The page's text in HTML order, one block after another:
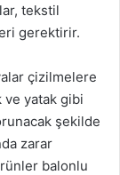
tekstil
gerektirir.
çizilmelere
ve yatak gibi
şekilde
zarar
balonlu